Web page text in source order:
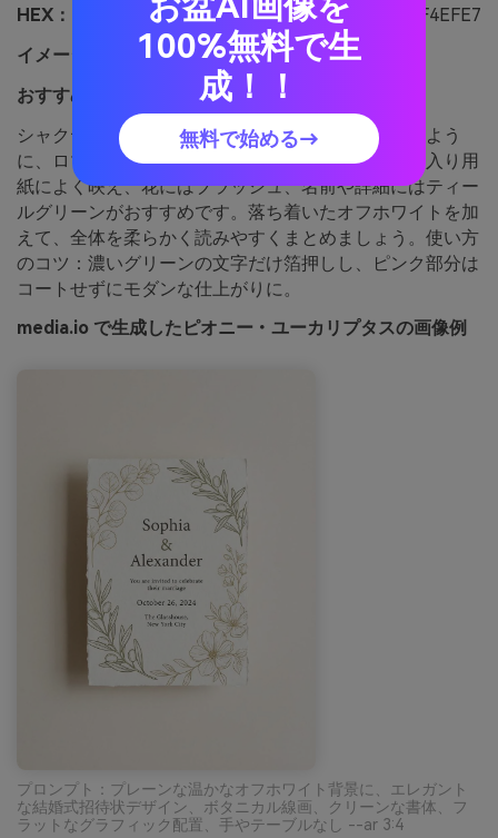
HEX：
#F07CA5 #FBE2EA #BFE6D2 #3E8A73 #F4EFE7
イメージ：
ロマンチックで新鮮、ボタニカル
おすすめ用途：
結婚式の招待状やフローラル文具
シャクヤク（ピオニー）とユーカリを組み合わせたよう
に、ロマンチックで軽やかな色合い。テクスチャー入り用
紙によく映え、花にはブラッシュ、名前や詳細にはティー
ルグリーンがおすすめです。落ち着いたオフホワイトを加
えて、全体を柔らかく読みやすくまとめましょう。使い方
のコツ：濃いグリーンの文字だけ箔押しし、ピンク部分は
コートせずにモダンな仕上がりに。
media.io で生成したピオニー・ユーカリプタスの画像例
プロンプト：プレーンな温かなオフホワイト背景に、エレガント
な結婚式招待状デザイン、ボタニカル線画、クリーンな書体、フ
ラットなグラフィック配置、手やテーブルなし --ar 3:4
100%無料で生
成！！
無料で始める→